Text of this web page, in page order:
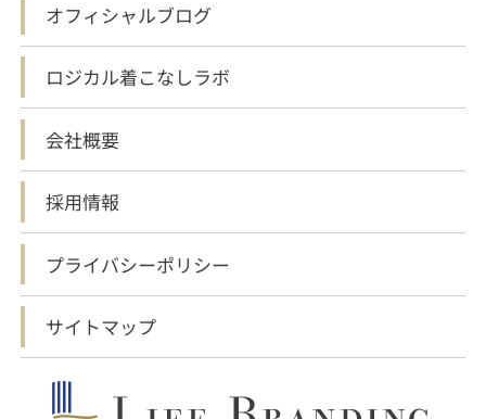
オフィシャルブログ
ロジカル着こなしラボ
会社概要
採用情報
プライバシーポリシー
サイトマップ